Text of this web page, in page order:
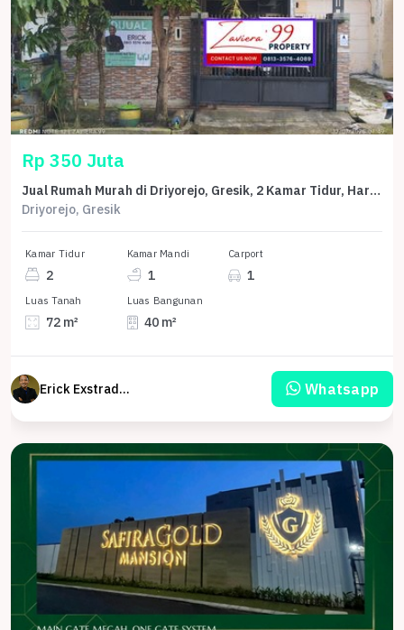
Rp 350 Juta
Jual Rumah Murah di Driyorejo, Gresik, 2 Kamar Tidur, Harga Terbaik
Driyorejo, Gresik
Kamar Tidur
2
Kamar Mandi
1
Carport
1
Luas Tanah
72 m²
Luas Bangunan
40 m²
Erick Exstrada Susanto Whatsapp